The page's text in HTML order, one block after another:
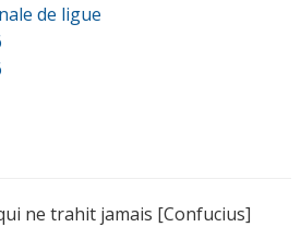
de ligue
ne trahit jamais [Confucius]